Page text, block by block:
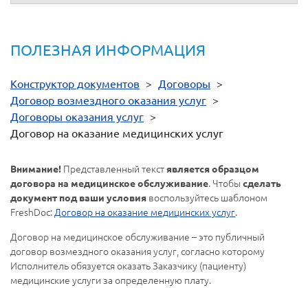
ПОЛЕЗНАЯ ИНФОРМАЦИЯ
Конструктор документов > Договоры >
Договор возмездного оказания услуг >
Договоры оказания услуг >
Договор на оказание медицинских услуг
Внимание! Представленный текстявляется образцом
договора на медицинское обслуживание. Чтобы сделать
документ под ваши условия воспользуйтесь шаблоном
FreshDoc:Договор на оказание медицинских услуг.
Договор на медицинское обслуживание – это публичный
договор возмездного оказания услуг, согласно которому
Исполнитель обязуется оказать Заказчику (пациенту)
медицинские услуги за определенную плату.